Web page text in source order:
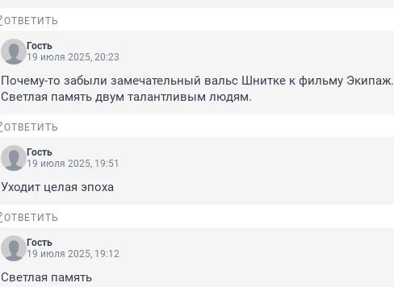
ОТВЕТИТЬ
Гость
19 июля 2025, 20:23
Почему-то забыли замечательный вальс Шнитке к фильму Экипаж.
Светлая память двум талантливым людям.
ОТВЕТИТЬ
Гость
19 июля 2025, 19:51
Уходит целая эпоха
ОТВЕТИТЬ
Гость
19 июля 2025, 19:12
Светлая память